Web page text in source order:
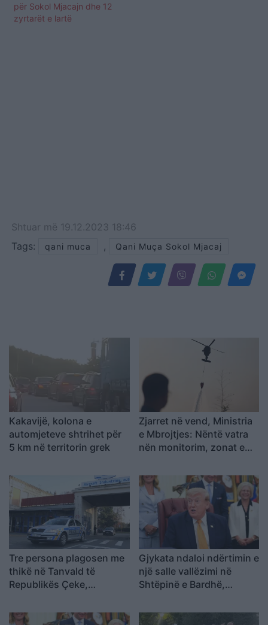
për Sokol Mjacajn dhe 12
zyrtarët e lartë
Shtuar më 19.12.2023 18:46
Tags:
qani muca , Qani Muça Sokol Mjacaj
Kakavijë, kolona e
automjeteve shtrihet për
5 km në territorin grek
Zjarret në vend, Ministria
e Mbrojtjes: Nëntë vatra
nën monitorim, zonat e
Tre persona plagosen me
thikë në Tanvald të
Republikës Çeke,
Gjykata ndaloi ndërtimin e
një salle vallëzimi në
Shtëpinë e Bardhë,
çojmë çështjen në